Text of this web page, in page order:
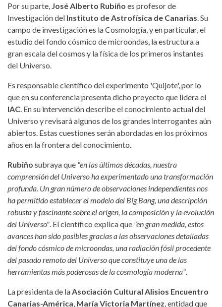
Por su parte, José Alberto Rubiño es profesor de
Investigación del Instituto de Astrofísica de Canarias. Su
campo de investigación es la Cosmología, y en particular, el
estudio del fondo cósmico de microondas, la estructura a
gran escala del cosmos y la física de los primeros instantes
del Universo.
Es responsable científico del experimento 'Quijote', por lo
que en su conferencia presenta dicho proyecto que lidera el
IAC. En su intervención describe el conocimiento actual del
Universo y revisará algunos de los grandes interrogantes aún
abiertos. Estas cuestiones serán abordadas en los próximos
años en la frontera del conocimiento.
Rubiño subraya que "en las últimas décadas, nuestra
comprensión del Universo ha experimentado una transformación
profunda. Un gran número de observaciones independientes nos
ha permitido establecer el modelo del Big Bang, una descripción
robusta y fascinante sobre el origen, la composición y la evolución
del Universo". El científico explica que "en gran medida, estos
avances han sido posibles gracias a las observaciones detalladas
del fondo cósmico de microondas, una radiación fósil procedente
del pasado remoto del Universo que constituye una de las
herramientas más poderosas de la cosmología moderna".
La presidenta de laAsociación Cultural Alisios Encuentro
Canarias-América, María Victoria Martínez, entidad que